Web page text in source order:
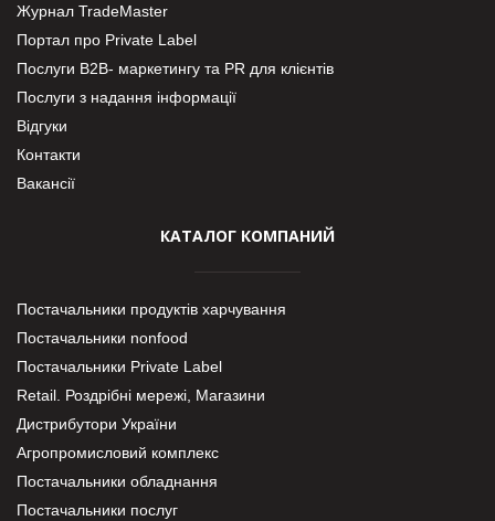
Журнал TradeMaster
Портал про Private Label
Послуги В2В- маркетингу та PR для клієнтів
Послуги з надання інформації
Відгуки
Контакти
Вакансії
КАТАЛОГ КОМПАНИЙ
Постачальники продуктів харчування
Постачальники nonfood
Постачальники Private Label
Retail. Роздрібні мережі, Магазини
Дистрибутори України
Агропромисловий комплекс
Постачальники обладнання
Постачальники послуг